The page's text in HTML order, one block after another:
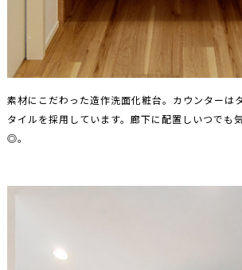
素材にこだわった造作洗面化粧台。カウンターは
タイルを採用しています。廊下に配置しいつでも
◎。